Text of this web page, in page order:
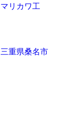
リカワ工
重県桑名市